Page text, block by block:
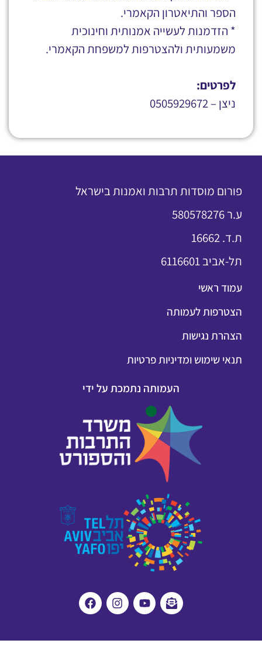
הספר והתיאטרון הקאמרי.
* הזדמנות לעשייה אמנותית וחינוכית
משמעותית ולהצטרפות למשפחת הקאמרי.
לפרטים:
ניצן – 0505929672
פורום מוסדות תרבות ואמנות בישראל
ע.ר 580578276
ת.ד. 16662
תל-אביב 6116601
עמוד ראשי
הצטרפות לעמותה
הצהרת נגישות
תנאי שימוש ומדיניות פרטיות
העמותה נתמכת על ידי